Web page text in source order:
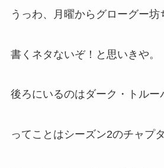
うっわ、月曜からグローグー坊
書くネタないぞ！と思いきや。
後ろにいるのはダーク・トルー
ってことはシーズン2のチャプタ